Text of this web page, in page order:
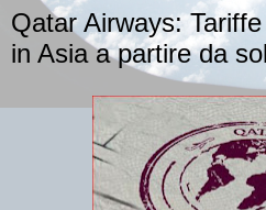
Qatar Airways:
in Asia a partire da